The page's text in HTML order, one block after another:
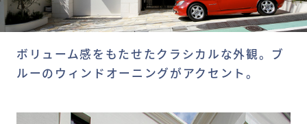
ボリューム感をもたせたクラシカルな外観。ブ
ルーのウィンドオーニングがアクセント。